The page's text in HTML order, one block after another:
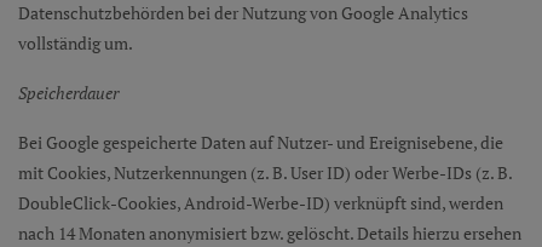
Datenschutzbehörden bei der Nutzung von Google Analytics
vollständig um.
Speicherdauer
Bei Google gespeicherte Daten auf Nutzer- und Ereignisebene, die
mit Cookies, Nutzerkennungen (z. B. User ID) oder Werbe-IDs (z. B.
DoubleClick-Cookies, Android-Werbe-ID) verknüpft sind, werden
nach 14 Monaten anonymisiert bzw. gelöscht. Details hierzu ersehen